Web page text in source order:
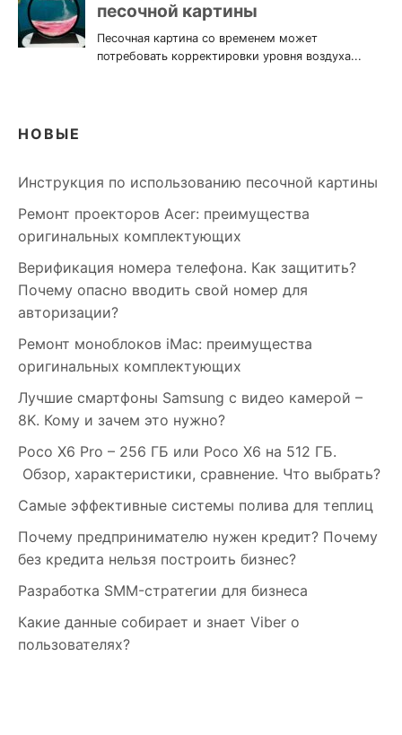
НОВЫЕ
Инструкция по использованию песочной картины
Ремонт проекторов Acer: преимущества
оригинальных комплектующих
Верификация номера телефона. Как защитить?
Почему опасно вводить свой номер для
авторизации?
Ремонт моноблоков iMac: преимущества
оригинальных комплектующих
Лучшие смартфоны Samsung c видео камерой –
8K. Кому и зачем это нужно?
Poco X6 Pro – 256 ГБ или Poco X6 на 512 ГБ.
Обзор, характеристики, сравнение. Что выбрать?
Самые эффективные системы полива для теплиц
Почему предпринимателю нужен кредит? Почему
без кредита нельзя построить бизнес?
Разработка SMM-стратегии для бизнеса
Какие данные собирает и знает Viber о
пользователях?